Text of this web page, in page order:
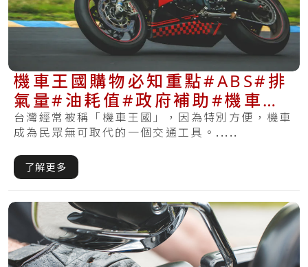
機車王國購物必知重點#ABS#排
氣量#油耗值#政府補助#機車舊
換新
台灣經常被稱「機車王國」，因為特別方便，機車
成為民眾無可取代的一個交通工具。.....
了解更多